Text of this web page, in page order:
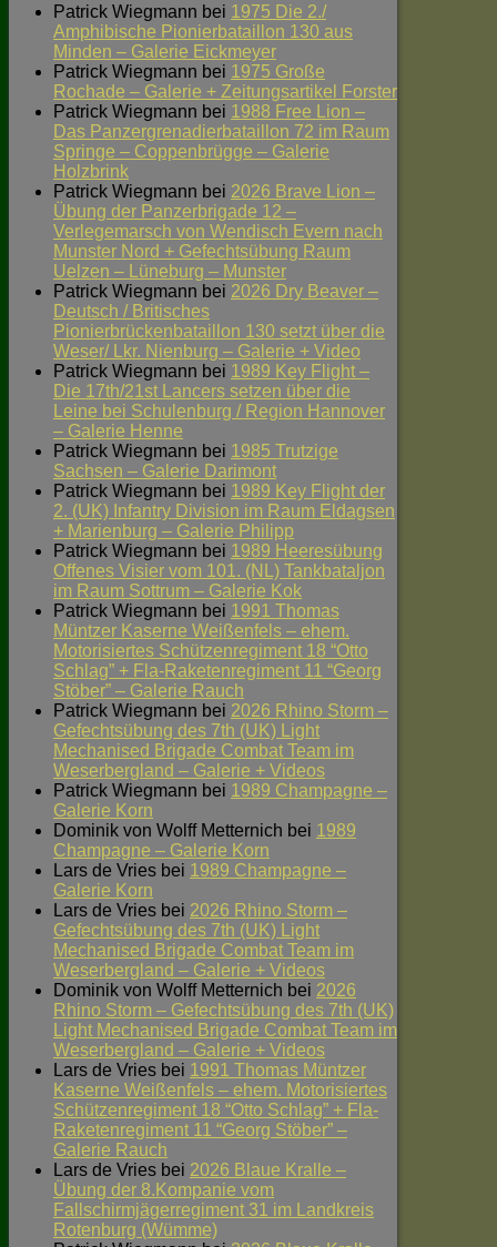
Patrick Wiegmann bei 1975 Die 2./
Amphibische Pionierbataillon 130 aus
Minden – Galerie Eickmeyer
Patrick Wiegmann bei 1975 Große
Rochade – Galerie + Zeitungsartikel Forster
Patrick Wiegmann bei 1988 Free Lion –
Das Panzergrenadierbataillon 72 im Raum
Springe – Coppenbrügge – Galerie
Holzbrink
Patrick Wiegmann bei 2026 Brave Lion –
Übung der Panzerbrigade 12 –
Verlegemarsch von Wendisch Evern nach
Munster Nord + Gefechtsübung Raum
Uelzen – Lüneburg – Munster
Patrick Wiegmann bei 2026 Dry Beaver –
Deutsch / Britisches
Pionierbrückenbataillon 130 setzt über die
Weser/ Lkr. Nienburg – Galerie + Video
Patrick Wiegmann bei 1989 Key Flight –
Die 17th/21st Lancers setzen über die
Leine bei Schulenburg / Region Hannover
– Galerie Henne
Patrick Wiegmann bei 1985 Trutzige
Sachsen – Galerie Darimont
Patrick Wiegmann bei 1989 Key Flight der
2. (UK) Infantry Division im Raum Eldagsen
+ Marienburg – Galerie Philipp
Patrick Wiegmann bei 1989 Heeresübung
Offenes Visier vom 101. (NL) Tankbataljon
im Raum Sottrum – Galerie Kok
Patrick Wiegmann bei 1991 Thomas
Müntzer Kaserne Weißenfels – ehem.
Motorisiertes Schützenregiment 18 “Otto
Schlag” + Fla-Raketenregiment 11 “Georg
Stöber” – Galerie Rauch
Patrick Wiegmann bei 2026 Rhino Storm –
Gefechtsübung des 7th (UK) Light
Mechanised Brigade Combat Team im
Weserbergland – Galerie + Videos
Patrick Wiegmann bei 1989 Champagne –
Galerie Korn
Dominik von Wolff Metternich bei 1989
Champagne – Galerie Korn
Lars de Vries bei 1989 Champagne –
Galerie Korn
Lars de Vries bei 2026 Rhino Storm –
Gefechtsübung des 7th (UK) Light
Mechanised Brigade Combat Team im
Weserbergland – Galerie + Videos
Dominik von Wolff Metternich bei 2026
Rhino Storm – Gefechtsübung des 7th (UK)
Light Mechanised Brigade Combat Team im
Weserbergland – Galerie + Videos
Lars de Vries bei 1991 Thomas Müntzer
Kaserne Weißenfels – ehem. Motorisiertes
Schützenregiment 18 “Otto Schlag” + Fla-
Raketenregiment 11 “Georg Stöber” –
Galerie Rauch
Lars de Vries bei 2026 Blaue Kralle –
Übung der 8.Kompanie vom
Fallschirmjägerregiment 31 im Landkreis
Rotenburg (Wümme)